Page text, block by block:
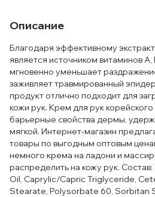
Описание
Благодаря эффективному
является источником витаминов
мгновенно уменьшает
заживляет травмированный
продукт отлично подходит для
кожи рук. Крем для рук
барьерные свойства дермы,
мягкой. Интернет-магазин
товары по выгодным оптовым
немного крема на ладони и
распределить на кожу рук.
Oil, Caprylic/Capric Triglyceride,
Stearate, Polysorbate 60, Sorbitan